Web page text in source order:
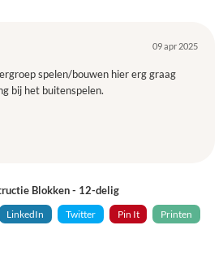
09 apr 2025
spelen/bouwen hier erg graag
bij het buitenspelen.
Blokken - 12-delig
LinkedIn Twitter Pin It Printen